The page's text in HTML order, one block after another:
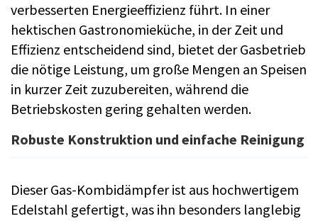
verbesserten Energieeffizienz führt. In einer
hektischen Gastronomieküche, in der Zeit und
Effizienz entscheidend sind, bietet der Gasbetrieb
die nötige Leistung, um große Mengen an Speisen
in kurzer Zeit zuzubereiten, während die
Betriebskosten gering gehalten werden.
Robuste Konstruktion und einfache Reinigung
Dieser Gas-Kombidämpfer ist aus hochwertigem
Edelstahl gefertigt, was ihn besonders langlebig